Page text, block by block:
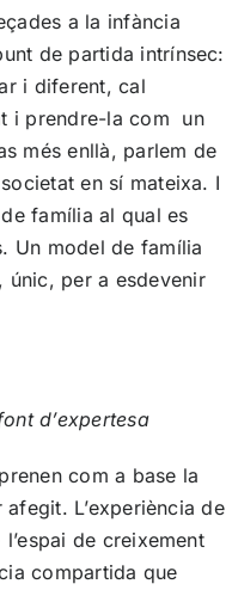
a la infància
de partida intrínsec:
i diferent, cal
i prendre-la com un
més enllà, parlem de
en sí mateixa. I
família al qual es
Un model de família
únic, per a esdevenir
d’expertesa
com a base la
L’experiència de
de creixement
compartida que